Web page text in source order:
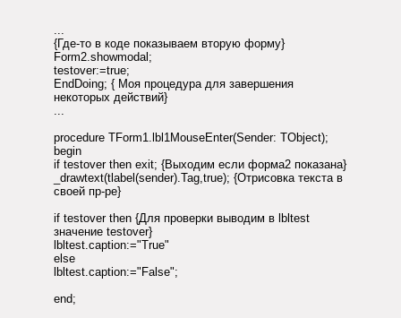
...
{Где-то в коде показываем вторую форму}
Form2.showmodal;
testover:=true;
EndDoing; { Моя процедура для завершения
некоторых действий}
...
procedure TForm1.lbl1MouseEnter(Sender: TObject);
begin
if testover then exit; {Выходим если форма2 показана}
_drawtext(tlabel(sender).Tag,true); {Отрисовка текста в
своей пр-ре}
if testover then {Для проверки выводим в lbltest
значение testover}
lbltest.caption:="True"
else
lbltest.caption:="False";
end;